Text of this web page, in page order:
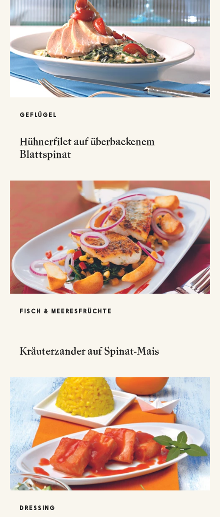
GEFLÜGEL
Hühnerfilet auf überbackenem
Blattspinat
FISCH & MEERESFRÜCHTE
Kräuterzander auf Spinat-Mais
DRESSING